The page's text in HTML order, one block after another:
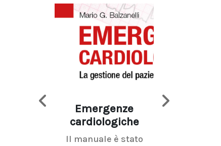
Emergenze
cardiologiche
Il manuale è stato